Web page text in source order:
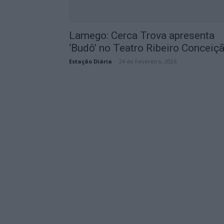
Lamego: Cerca Trova apresenta
‘Budô’ no Teatro Ribeiro
Estação Diária 24 de Fevereiro, 2026